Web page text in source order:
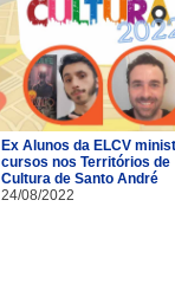
Ex Alunos da ELCV
cursos nos Territórios de
Cultura de Santo André
24/08/2022